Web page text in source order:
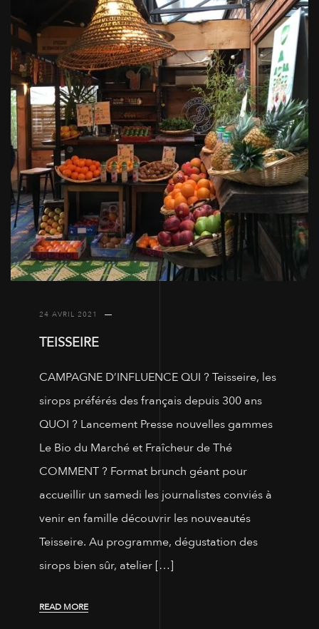
24 AVRIL 2021
TEISSEIRE
CAMPAGNE D’INFLUENCE QUI ? Teisseire, les
sirops préférés des français depuis 300 ans
QUOI ? Lancement Presse nouvelles gammes
Le Bio du Marché et Fraîcheur de Thé
COMMENT ? Format brunch géant pour
accueillir un samedi les journalistes conviés à
venir en famille découvrir les nouveautés
Teisseire. Au programme, dégustation des
sirops bien sûr, atelier […]
READ MORE